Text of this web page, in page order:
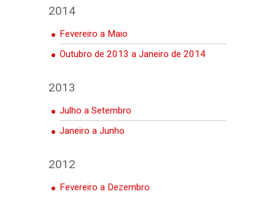
2014
Fevereiro a Maio
Outubro de 2013 a Janeiro de 2014
2013
Julho a Setembro
Janeiro a Junho
2012
Fevereiro a Dezembro